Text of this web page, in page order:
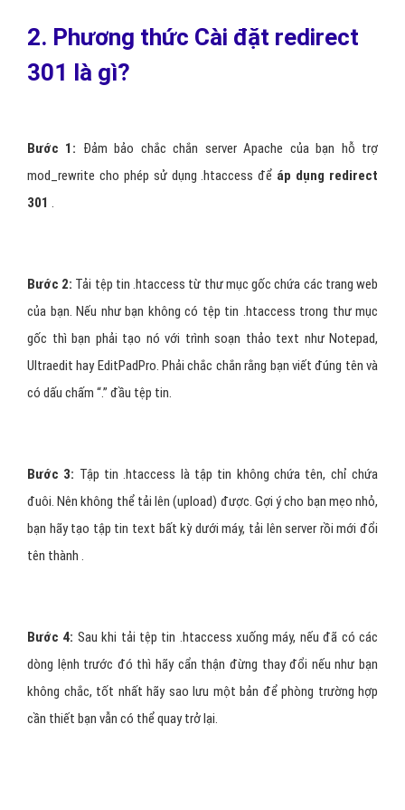
2. Phương thức Cài đặt redirect
301 là gì?
Bước 1: Đảm bảo chắc chắn server Apache của bạn hỗ trợ
mod_rewrite cho phép sử dụng .htaccess để áp dụng redirect
301 .
Bước 2: Tải tệp tin .htaccess từ thư mục gốc chứa các trang web
của bạn. Nếu như bạn không có tệp tin .htaccess trong thư mục
gốc thì bạn phải tạo nó với trình soạn thảo text như Notepad,
Ultraedit hay EditPadPro. Phải chắc chắn rằng bạn viết đúng tên và
có dấu chấm “.” đầu tệp tin.
Bước 3: Tập tin .htaccess là tập tin không chứa tên, chỉ chứa
đuôi. Nên không thể tải lên (upload) được. Gợi ý cho bạn mẹo nhỏ,
bạn hãy tạo tập tin text bất kỳ dưới máy, tải lên server rồi mới đổi
tên thành .
Bước 4: Sau khi tải tệp tin .htaccess xuống máy, nếu đã có các
dòng lệnh trước đó thì hãy cẩn thận đừng thay đổi nếu như bạn
không chắc, tốt nhất hãy sao lưu một bản để phòng trường hợp
cần thiết bạn vẫn có thể quay trở lại.